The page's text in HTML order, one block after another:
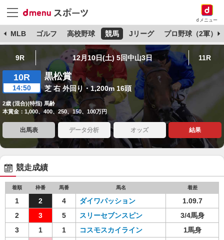
dメニュー
MLB ゴルフ 高校野球 競馬 Jリーグ プロ野球（2軍）
9R 12月10日(土) 5回中山3日 11R
10R
14:50
黒松賞
芝 右 外回り・1,200m 16頭
2歳 (混合)(特指) 馬齢
本賞金：1,000、400、250、150、100万円
出馬表 データ分析 オッズ 結果
競走成績
着順 枠番 馬番 馬名 着差
1 2 4 ダイワパッション
1.09.7
2
3 5 スリーセブンスピン
3/4馬身
3
1 1 コスモスカイライン
1馬身